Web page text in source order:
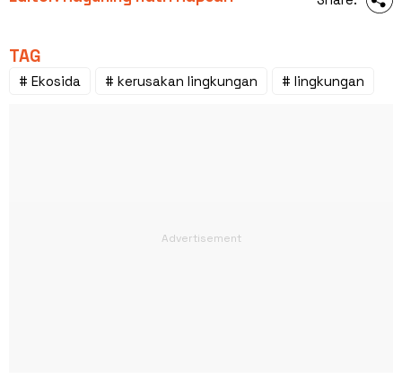
TAG
# Ekosida # kerusakan lingkungan # lingkungan